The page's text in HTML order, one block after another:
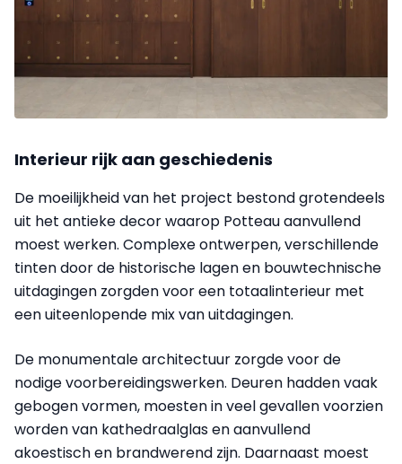
Interieur rijk aan geschiedenis
De moeilijkheid van het project bestond grotendeels
uit het antieke decor waarop Potteau aanvullend
moest werken. Complexe ontwerpen, verschillende
tinten door de historische lagen en bouwtechnische
uitdagingen zorgden voor een totaalinterieur met
een uiteenlopende mix van uitdagingen.
De monumentale architectuur zorgde voor de
nodige voorbereidingswerken. Deuren hadden vaak
gebogen vormen, moesten in veel gevallen voorzien
worden van kathedraalglas en aanvullend
akoestisch en brandwerend zijn. Daarnaast moest